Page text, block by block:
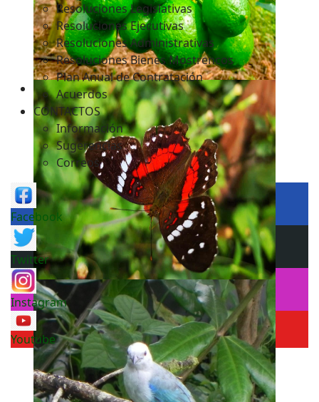
Resoluciones Legislativas
Resoluciones Ejecutivas
Resoluciones Administrativas
Resoluciones Bienes Mostrencos
Plan Anual de Contratación
Acuerdos
CONTACTOS
Información
Sugerencias
Correos
Facebook
Twitter
Instagram
Youtube